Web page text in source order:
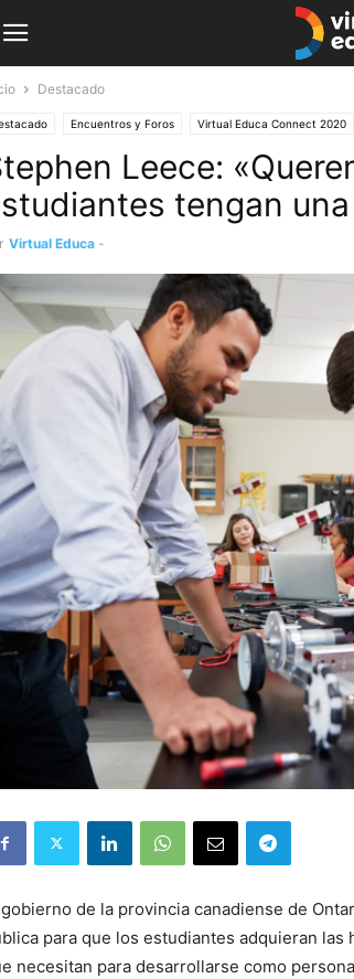
Destacado
Encuentros y Foros Virtual Educa Connect 2020
Leece:
tengan
Virtual Educa -
gobierno de la provincia canadiense de
para que los estudiantes adquieran
necesitan para desarrollarse como